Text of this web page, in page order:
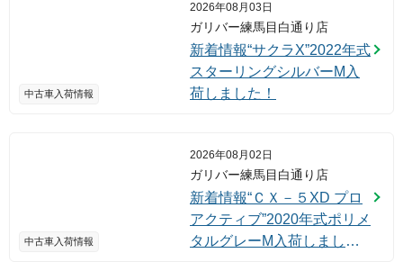
中古車入荷情報
2026年08月03日
ガリバー練馬目白通り店
新着情報“サクラX”2022年式
スターリングシルバーM入
荷しました！
中古車入荷情報
2026年08月02日
ガリバー練馬目白通り店
新着情報“ＣＸ－５XD プロ
アクティブ”2020年式ポリメ
タルグレーM入荷しまし